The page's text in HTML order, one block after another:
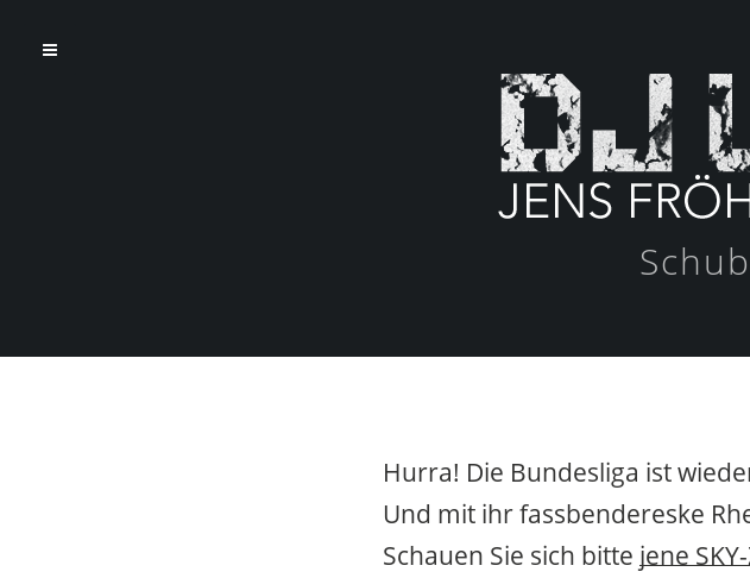
Hurra! Die Bundesliga ist
Und mit ihr fassbendereske
Schauen Sie sich bitte jene